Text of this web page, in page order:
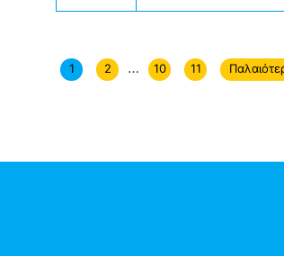
1 2 … 10 11